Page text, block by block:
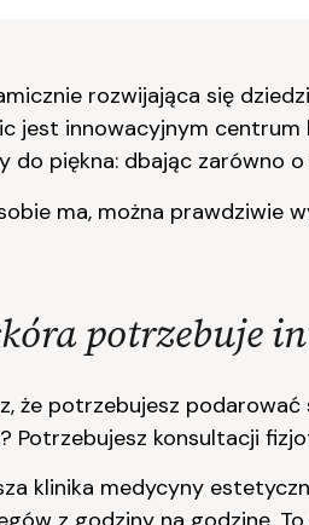
rozwijająca się
jest innowacyjnym
piękna: dbając zarówno
ma, można
potrzebuje
że potrzebujesz
Potrzebujesz konsultacji
klinika medycyny